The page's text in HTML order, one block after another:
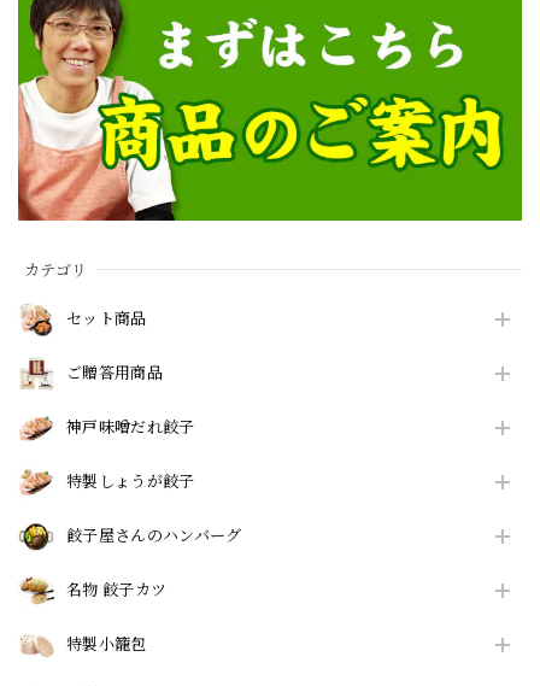
カテゴリ
セット商品
ご贈答用商品
神戸味噌だれ餃子
特製しょうが餃子
餃子屋さんのハンバーグ
名物 餃子カツ
特製小籠包